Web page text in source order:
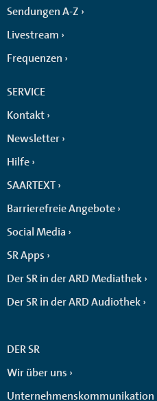
Sendungen A-Z
Livestream
Frequenzen
SERVICE
Kontakt
Newsletter
Hilfe
SAARTEXT
Barrierefreie Angebote
Social Media
SR Apps
Der SR in der ARD Mediathek
Der SR in der ARD Audiothek
DER SR
Wir über uns
Unternehmenskommunikation